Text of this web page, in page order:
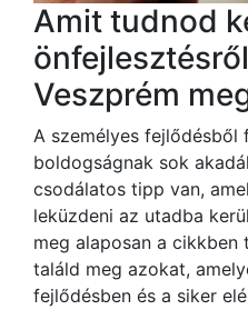
Amit tudnod
Veszprém
A személyes fejlődésből
boldogságnak sok
csodálatos tipp van,
leküzdeni az utadba
meg alaposan a
találd meg azokat,
fejlődésben és a siker